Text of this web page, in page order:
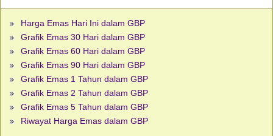
Harga Emas Hari Ini dalam GBP
Grafik Emas 30 Hari dalam GBP
Grafik Emas 60 Hari dalam GBP
Grafik Emas 90 Hari dalam GBP
Grafik Emas 1 Tahun dalam GBP
Grafik Emas 2 Tahun dalam GBP
Grafik Emas 5 Tahun dalam GBP
Riwayat Harga Emas dalam GBP